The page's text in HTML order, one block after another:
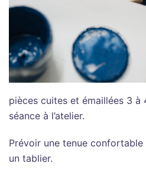
pièces cuites et émaillées 3 à
séance à l’atelier.
Prévoir une tenue confortable
un tablier.